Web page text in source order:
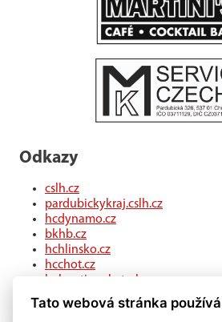
Odkazy
cslh.cz
pardubickykraj.cslh.cz
hcdynamo.cz
bkhb.cz
hchlinsko.cz
hcchot.cz
kohouti-ceskatrebova.cz
hcledec.cz
hclitomysl.cz
Tato webová stránka